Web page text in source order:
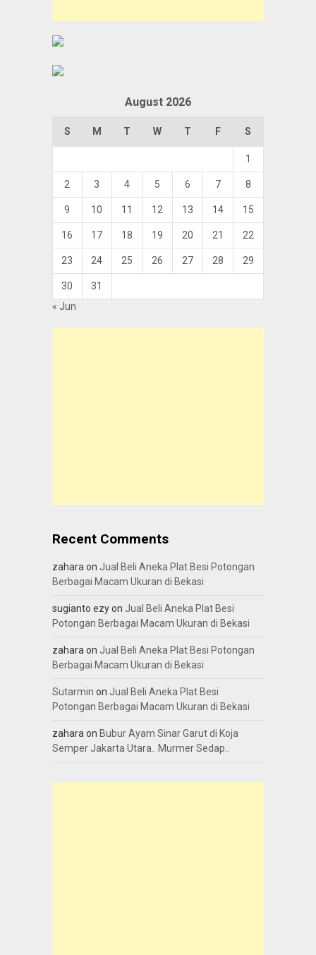
August 2026
S M T W T F S
1
2 3 4 5 6 7 8
9 10 11 12 13 14 15
16 17 18 19 20 21 22
23 24 25 26 27 28 29
30
31
« Jun
Recent Comments
zaharaon Jual Beli Aneka Plat Besi Potongan
Berbagai Macam Ukuran di Bekasi
sugianto ezyon Jual Beli Aneka Plat Besi
Potongan Berbagai Macam Ukuran di Bekasi
zaharaon Jual Beli Aneka Plat Besi Potongan
Berbagai Macam Ukuran di Bekasi
Sutarmin on Jual Beli Aneka Plat Besi
Potongan Berbagai Macam Ukuran di Bekasi
zaharaon Bubur Ayam Sinar Garut di Koja
Semper Jakarta Utara.. Murmer Sedap..